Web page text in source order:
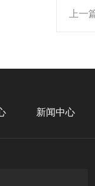
上一
新闻中心